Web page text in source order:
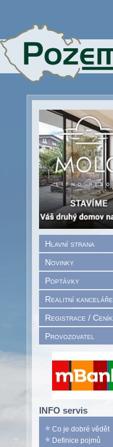
Hlavní strana
Novinky
Poptávky
Realitní kanceláře
Registrace / Ceník
Provozovatel
INFO servis
Co je dobré vědět
Definice pojmů